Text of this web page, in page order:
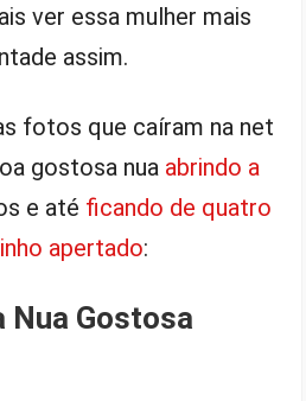
ver essa mulher mais
assim.
fotos que caíram na net
gostosa nua abrindo a
e até ficando de quatro
apertado:
Nua Gostosa